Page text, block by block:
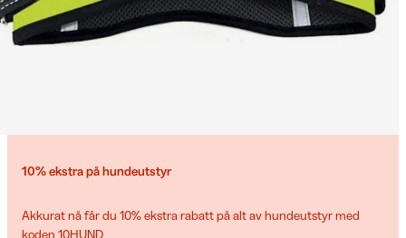
10% ekstra på hundeutstyr
Akkurat nå får du 10% ekstra rabatt på alt av hundeutstyr med
koden 10HUND